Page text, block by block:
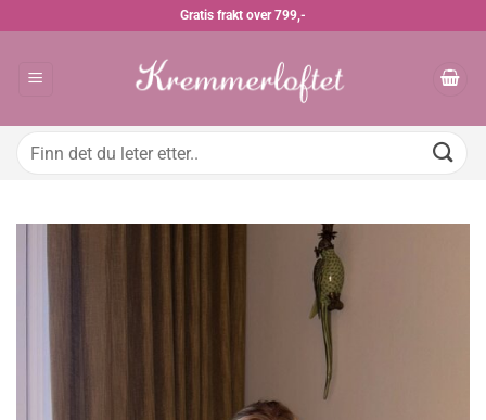
Gratis frakt over 799,-
Søk